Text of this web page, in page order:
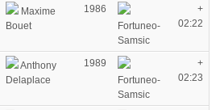
Maxime
Bouet
1986
Fortuneo-
Samsic
+
02:22
Anthony
Delaplace
1989
Fortuneo-
Samsic
+
02:23